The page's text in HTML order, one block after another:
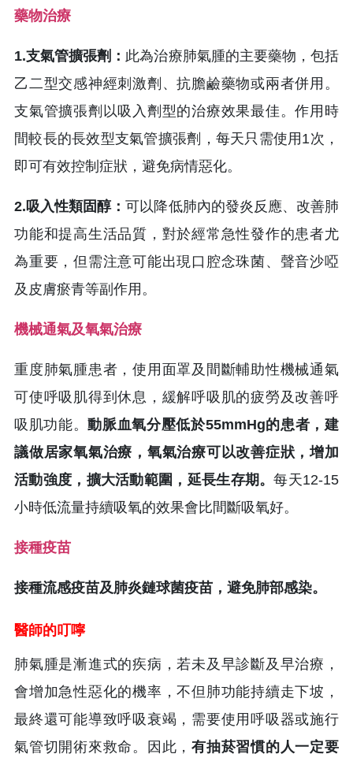
藥物治療
1.支氣管擴張劑： 此為治療肺氣腫的主要藥物，包括
乙二型交感神經刺激劑、抗膽鹼藥物或兩者併用。
支氣管擴張劑以吸入劑型的治療效果最佳。作用時
間較長的長效型支氣管擴張劑，每天只需使用1次，
即可有效控制症狀，避免病情惡化。
2.吸入性類固醇：可以降低肺內的發炎反應、改善肺
功能和提高生活品質，對於經常急性發作的患者尤
為重要，但需注意可能出現口腔念珠菌、聲音沙啞
及皮膚瘀青等副作用。
機械通氣及氧氣治療
重度肺氣腫患者，使用面罩及間斷輔助性機械通氣
可使呼吸肌得到休息，緩解呼吸肌的疲勞及改善呼
吸肌功能。動脈血氧分壓低於55mmHg的患者，建
議做居家氧氣治療，氧氣治療可以改善症狀，增加
活動強度，擴大活動範圍，延長生存期。每天12-15
小時低流量持續吸氧的效果會比間斷吸氧好。
接種疫苗
接種流感疫苗及肺炎鏈球菌疫苗，避免肺部感染。
醫師的叮嚀
肺氣腫是漸進式的疾病，若未及早診斷及早治療，
會增加急性惡化的機率，不但肺功能持續走下坡，
最終還可能導致呼吸衰竭，需要使用呼吸器或施行
氣管切開術來救命。因此，有抽菸習慣的人一定要